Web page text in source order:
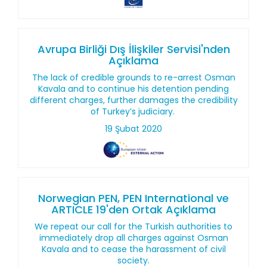
Avrupa Birliği Dış İlişkiler Servisi'nden
Açıklama
The lack of credible grounds to re-arrest Osman
Kavala and to continue his detention pending
different charges, further damages the credibility
of Turkey’s judiciary.
19 Şubat 2020
Norwegian PEN, PEN International ve
ARTICLE 19'den Ortak Açıklama
We repeat our call for the Turkish authorities to
immediately drop all charges against Osman
Kavala and to cease the harassment of civil
society.